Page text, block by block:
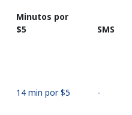
Minutos por
⁦$5⁩
SMS
14 min por ⁦$5⁩ -